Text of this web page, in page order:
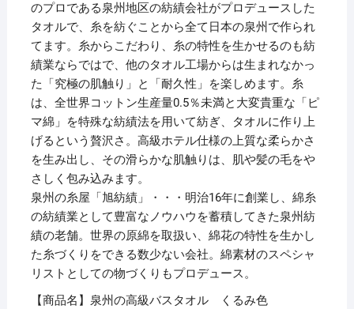
のプロである泉州地区の紡績会社がプロデュースした
タオルで、糸を紡ぐことから全て日本の泉州で作られ
てます。糸からこだわり、糸の特性を生かせるのも紡
績業ならではで、他のタオル工場からは生まれなかっ
た「究極の肌触り」と「耐久性」を楽しめます。糸
は、全世界コットン生産量0.5％未満と大変貴重な「ピ
マ綿」を特殊な紡績法を用いて紡ぎ、タオルに作り上
げるという贅沢さ。高級ホテル仕様の上質な柔らかさ
を生み出し、その滑らかな肌触りは、肌や髪の毛をや
さしく包み込みます。
泉州の糸屋「旭紡績」・・・明治16年に創業し、綿糸
の紡績業として豊富なノウハウを蓄積してきた泉州紡
績の老舗。世界の原綿を取扱い、綿花の特性を生かし
た糸づくりをできる数少ない会社。綿素材のスペシャ
リストとしての物づくりもプロデュース。
【商品名】泉州の高級バスタオル くるみ色